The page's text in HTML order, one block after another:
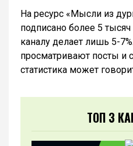
На ресурс «Мысли из
подписано более 5
каналу делает лишь 5-
просматривают посты и
статистика может
ТОП 3